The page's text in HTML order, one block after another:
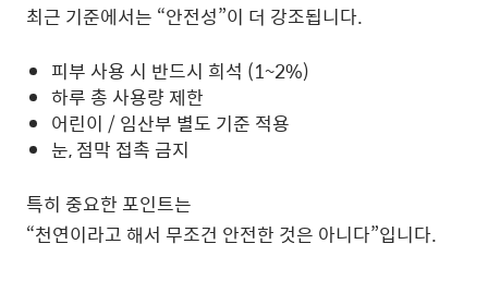
최근 기준에서는 “안전성”이 더 강조됩니다.
피부 사용 시 반드시 희석 (1~2%)
하루 총 사용량 제한
어린이 / 임산부 별도 기준 적용
눈, 점막 접촉 금지
특히 중요한 포인트는
“천연이라고 해서 무조건 안전한 것은 아니다”입니다.